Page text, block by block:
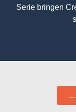
Serie bringen